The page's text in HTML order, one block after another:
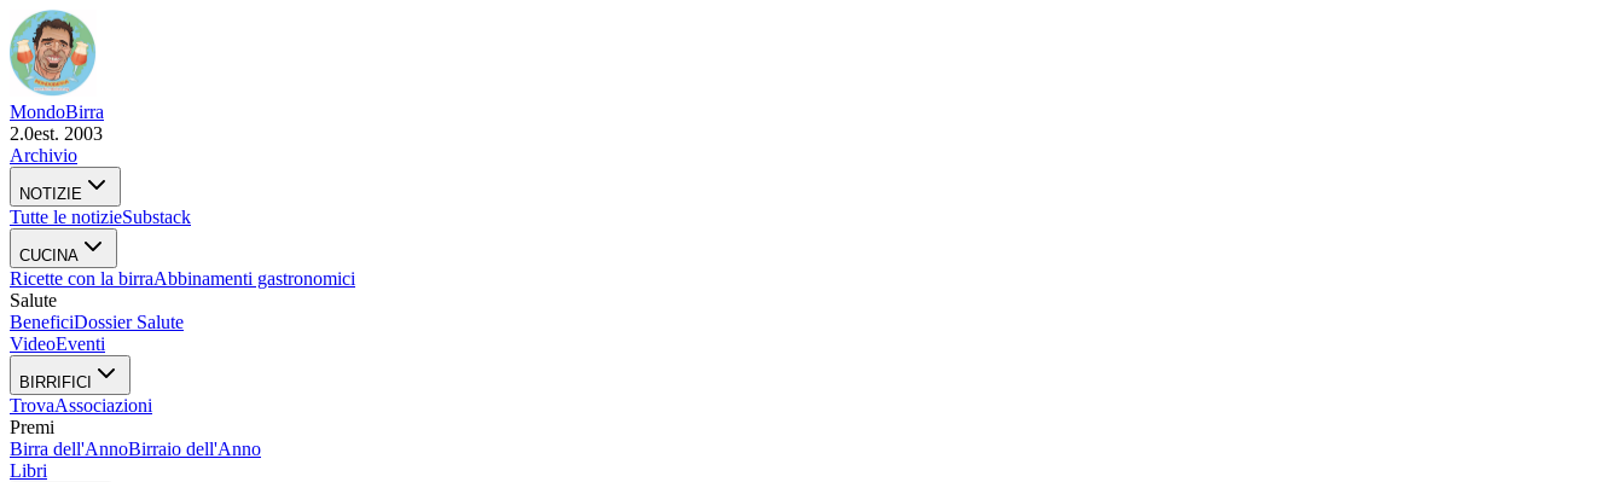
MondoBirra
2.0est. 2003
Archivio
NOTIZIE
Tutte le notizieSubstack
CUCINA
Ricette con la birraAbbinamenti gastronomici
Salute
BeneficiDossier Salute
VideoEventi
BIRRIFICI
TrovaAssociazioni
Premi
Birra dell'AnnoBirraio dell'Anno
Libri